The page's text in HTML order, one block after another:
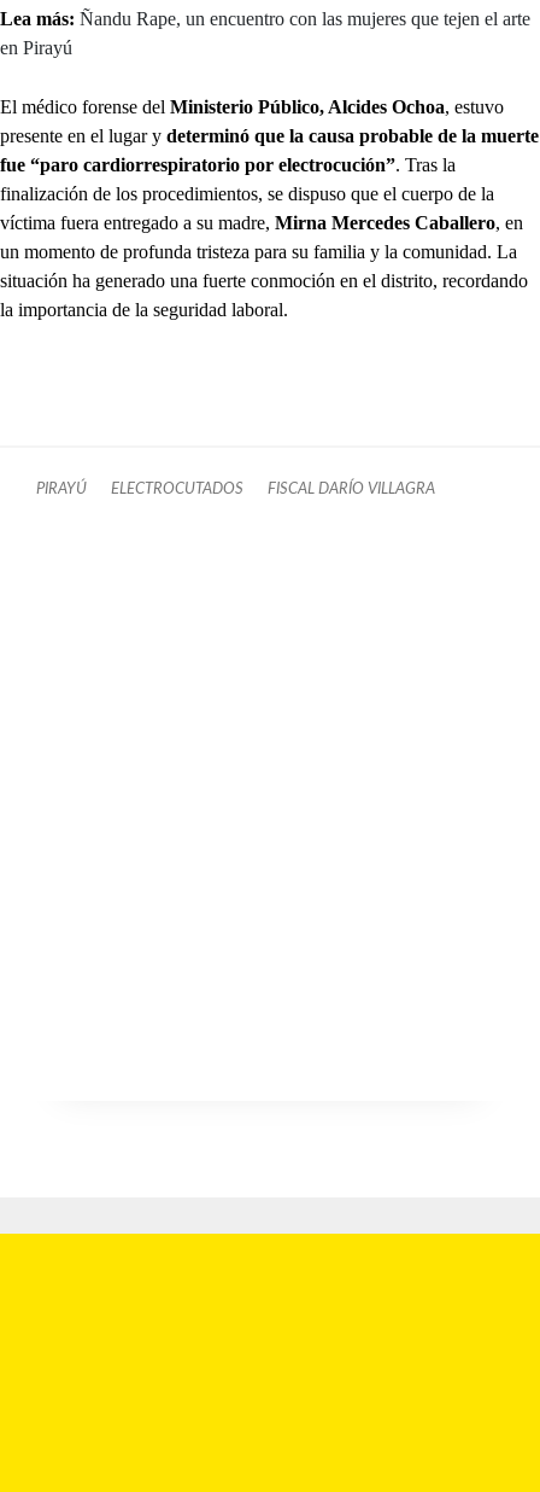
Lea más: Ñandu Rape, un encuentro con las mujeres que tejen el arte
en Pirayú
El médico forense del Ministerio Público, Alcides Ochoa, estuvo
presente en el lugar y determinó que la causa probable de la muerte
fue “paro cardiorrespiratorio por electrocución”. Tras la
finalización de los procedimientos, se dispuso que el cuerpo de la
víctima fuera entregado a su madre, Mirna Mercedes Caballero, en
un momento de profunda tristeza para su familia y la comunidad. La
situación ha generado una fuerte conmoción en el distrito, recordando
la importancia de la seguridad laboral.
PIRAYÚ ELECTROCUTADOS FISCAL DARÍO VILLAGRA